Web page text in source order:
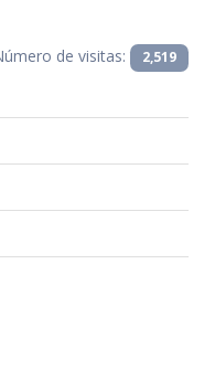
de visitas: 2,519